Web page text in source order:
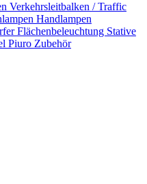
Verkehrsleitbalken / Traffic
Handlampen
Flächenbeleuchtung Stative
Piuro Zubehör